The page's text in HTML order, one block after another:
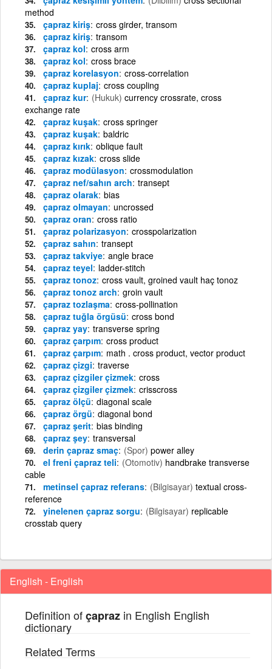
method
çapraz kiriş cross girder, transom
çapraz kiriş transom
çapraz kol cross arm
çapraz kol cross brace
çapraz korelasyon cross-correlation
çapraz kuplaj cross coupling
çapraz kur (Hukuk) currency crossrate, cross
exchange rate
çapraz kuşak cross springer
çapraz kuşak baldric
çapraz kırık oblique fault
çapraz kızak cross slide
çapraz modülasyon crossmodulation
çapraz nef/sahın arch transept
çapraz olarak bias
çapraz olmayan uncrossed
çapraz oran cross ratio
çapraz polarizasyon crosspolarization
çapraz sahın transept
çapraz takviye angle brace
çapraz teyel ladder-stitch
çapraz tonoz cross vault, groined vault haç tonoz
çapraz tonoz arch groin vault
çapraz tozlaşma cross-pollination
çapraz tuğla örgüsü cross bond
çapraz yay transverse spring
çapraz çarpım cross product
çapraz çarpım math . cross product, vector product
çapraz çizgi traverse
çapraz çizgiler çizmek cross
çapraz çizgiler çizmek crisscross
çapraz ölçü diagonal scale
çapraz örgü diagonal bond
çapraz şerit bias binding
çapraz şey transversal
derin çapraz smaç (Spor) power alley
el freni çapraz teli (Otomotiv) handbrake transverse
cable
metinsel çapraz referans (Bilgisayar) textual cross-
reference
yinelenen çapraz sorgu (Bilgisayar) replicable
crosstab query
English - English
Definition ofçapraz in English English
dictionary
Related Terms